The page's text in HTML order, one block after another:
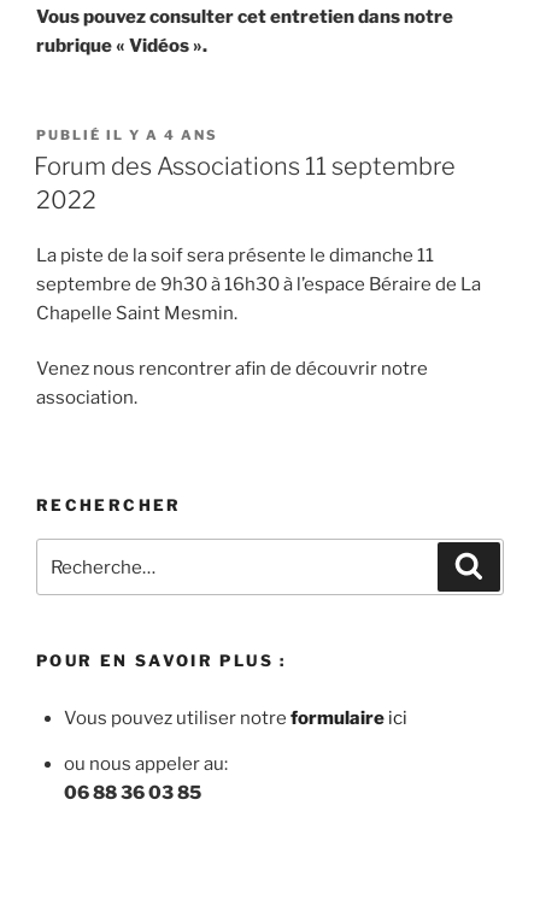
Vous pouvez consulter cet entretien dans notre
rubrique « Vidéos ».
PUBLIÉ
LE
PUBLIÉ IL Y A 4 ANS
Forum des Associations 11 septembre
2022
La piste de la soif sera présente le dimanche 11
septembre de 9h30 à 16h30 à l’espace Béraire de La
Chapelle Saint Mesmin.
Venez nous rencontrer afin de découvrir notre
association.
RECHERCHER
pour
POUR EN SAVOIR PLUS :
Vous pouvez utiliser notre formulaireici
ou nous appeler au:
06 88 36 03 85